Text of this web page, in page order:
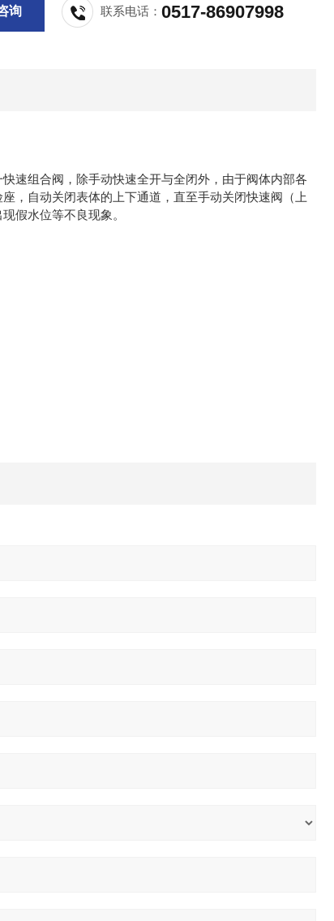
询 联系电话：0517-86907998
速组合阀，除手动快速全开与全闭外，由于阀体内部各
，自动关闭表体的上下通道，直至手动关闭快速阀（上
假水位等不良现象。